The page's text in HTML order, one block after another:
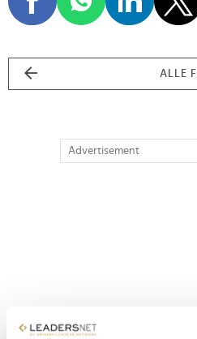
ALLE
Advertisement